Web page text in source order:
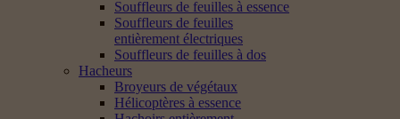
Souffleurs de feuilles à essence
Souffleurs de feuilles
entièrement électriques
Souffleurs de feuilles à dos
Hacheurs
Broyeurs de végétaux
Hélicoptères à essence